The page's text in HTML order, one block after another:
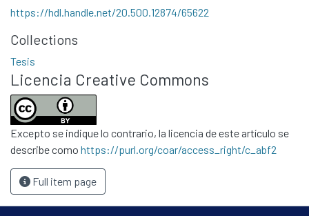
https://hdl.handle.net/20.500.12874/65622
Collections
Tesis
Licencia Creative Commons
Excepto se indique lo contrario, la licencia de este artículo se
describe como https://purl.org/coar/access_right/c_abf2
Full item page